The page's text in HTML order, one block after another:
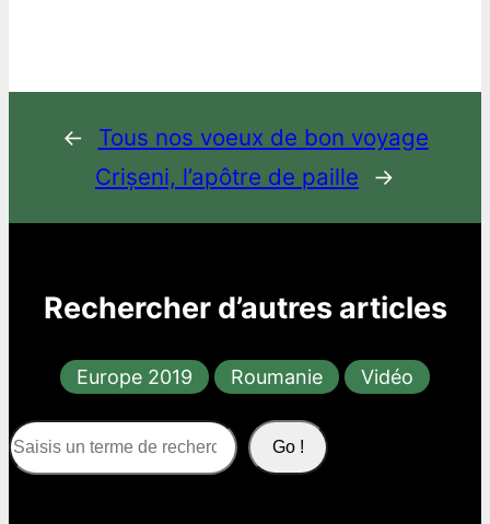
←
Tous nos voeux de bon voyage
Crișeni, l’apôtre de paille
→
Rechercher d’autres articles
Europe 2019 Roumanie Vidéo
S
e
Go !